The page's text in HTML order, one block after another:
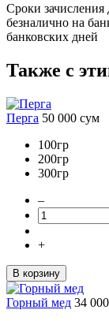
Сроки зачисления
безналично на
банковских дней
Также с
Перга 50 000 сум
100гр
200гр
300гр
–
+
В корзину
Горный мед 34 000